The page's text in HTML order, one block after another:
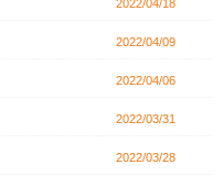
2022/04/18
2022/04/09
2022/04/06
2022/03/31
2022/03/28